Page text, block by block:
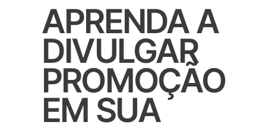
APRENDA A
DIVULGAR
PROMOÇÃO
EM SUA